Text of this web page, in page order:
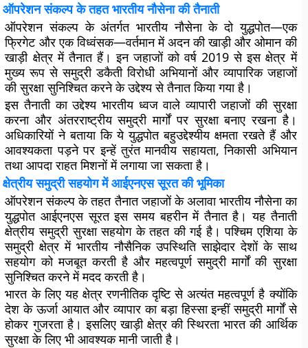
ऑपरेशन संकल्प के तहत भारतीय नौसेना की तैनाती
ऑपरेशन संकल्प के अंतर्गत भारतीय नौसेना के दो युद्धपोत—एक
फ्रिगेट और एक विध्वंसक—वर्तमान में अदन की खाड़ी और ओमान की
खाड़ी क्षेत्र में तैनात हैं। इन जहाजों को वर्ष 2019 से इस क्षेत्र में
मुख्य रूप से समुद्री डकैती विरोधी अभियानों और व्यापारिक जहाजों
की सुरक्षा सुनिश्चित करने के उद्देश्य से तैनात किया गया है।
इस तैनाती का उद्देश्य भारतीय ध्वज वाले व्यापारी जहाजों की सुरक्षा
करना और अंतरराष्ट्रीय समुद्री मार्गों पर सुरक्षा बनाए रखना है।
अधिकारियों ने बताया कि ये युद्धपोत बहुउद्देश्यीय क्षमता रखते हैं और
आवश्यकता पड़ने पर इन्हें तुरंत मानवीय सहायता, निकासी अभियान
तथा आपदा राहत मिशनों में लगाया जा सकता है।
क्षेत्रीय समुद्री सहयोग में आईएनएस सूरत की भूमिका
ऑपरेशन संकल्प के तहत तैनात जहाजों के अलावा भारतीय नौसेना का
युद्धपोत आईएनएस सूरत इस समय बहरीन में तैनात है। यह तैनाती
क्षेत्रीय समुद्री सुरक्षा सहयोग के तहत की गई है। पश्चिम एशिया के
समुद्री क्षेत्र में भारतीय नौसैनिक उपस्थिति साझेदार देशों के साथ
सहयोग को मजबूत करती है और महत्वपूर्ण समुद्री मार्गों की सुरक्षा
सुनिश्चित करने में मदद करती है।
भारत के लिए यह क्षेत्र रणनीतिक दृष्टि से अत्यंत महत्वपूर्ण है क्योंकि
देश के ऊर्जा आयात और व्यापार का बड़ा हिस्सा इन्हीं समुद्री मार्गों से
होकर गुजरता है। इसलिए खाड़ी क्षेत्र की स्थिरता भारत की आर्थिक
सुरक्षा के लिए भी आवश्यक मानी जाती है।